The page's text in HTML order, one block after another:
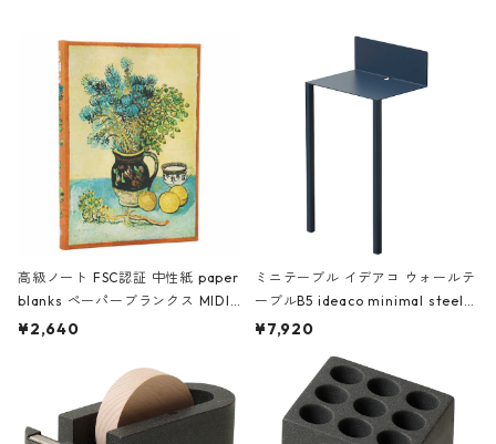
高級ノート FSC認証 中性紙 paper
blanks ペーパーブランクス MIDI
ハードカバー 罫線 ヴァン・ゴッホ
¥2,640
ミニテーブル イデアコ ウォールテ
ーブルB5 ideaco minimal steel f
urniture WALL Table B5 ネイビー
¥7,920